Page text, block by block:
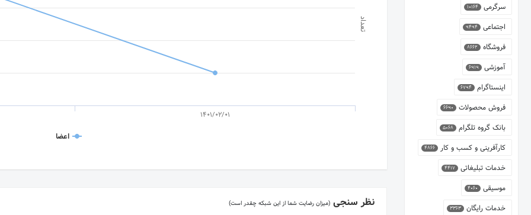
تعداد
اعضا
1401/02/01
نظر سنجی(میزان رضایت شما از این شبکه چقدر است)
سرگرمی 10164
اجتماعی 9494
فروشگاه 8662
آموزشی 6919
اینستاگرام 6794
فروش محصولات 6690
بانک گروه تلگرام 5068
کارآفرینی و کسب و کار 4866
خدمات تبلیغاتی 4417
موسیقی 4060
خدمات رایگان 3363